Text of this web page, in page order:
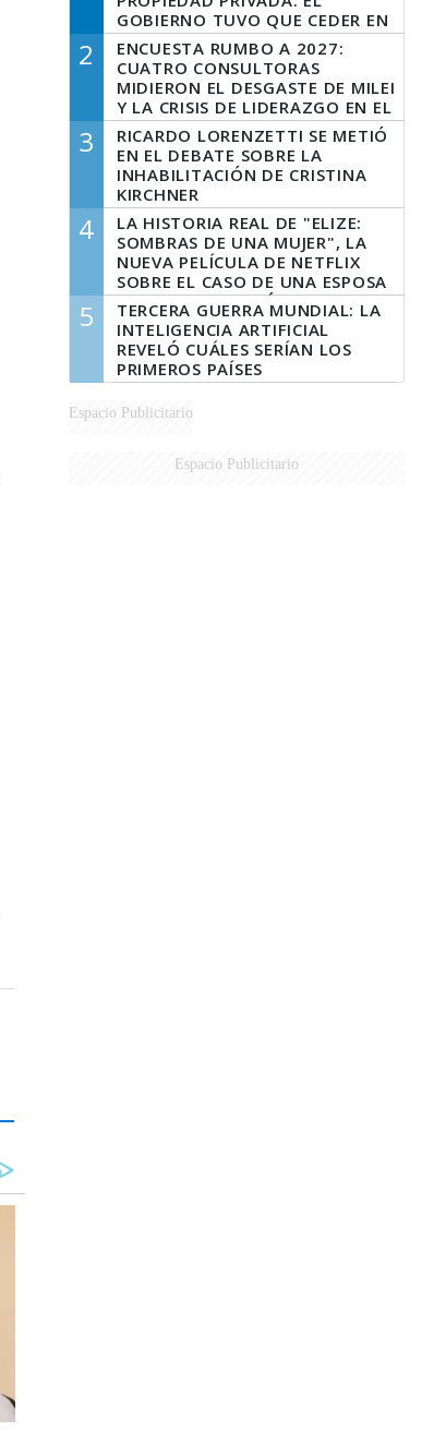
GOBIERNO TUVO QUE CEDER EN
LA LEY DEL MANEJO DEL FUEGO
2
ENCUESTA RUMBO A 2027:
CUATRO CONSULTORAS
MIDIERON EL DESGASTE DE MILEI
Y LA CRISIS DE LIDERAZGO EN EL
PERONISMO
3
RICARDO LORENZETTI SE METIÓ
EN EL DEBATE SOBRE LA
INHABILITACIÓN DE CRISTINA
KIRCHNER
4
LA HISTORIA REAL DE "ELIZE:
SOMBRAS DE UNA MUJER", LA
NUEVA PELÍCULA DE NETFLIX
SOBRE EL CASO DE UNA ESPOSA
QUE DESCUARTIZÓ A SU
MARIDO
5
TERCERA GUERRA MUNDIAL: LA
INTELIGENCIA ARTIFICIAL
REVELÓ CUÁLES SERÍAN LOS
PRIMEROS PAÍSES
LATINOAMERICANOS EN SER
DERROTADOS
Espacio Publicitario
Espacio Publicitario